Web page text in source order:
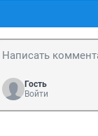
Гость
Войти